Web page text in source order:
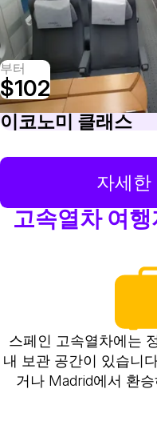
부터
$102
이코노미 클래스
자세한
고속열차 여
스페인 고속열차에는
내 보관 공간이 있습니
거나 Madrid에서 환